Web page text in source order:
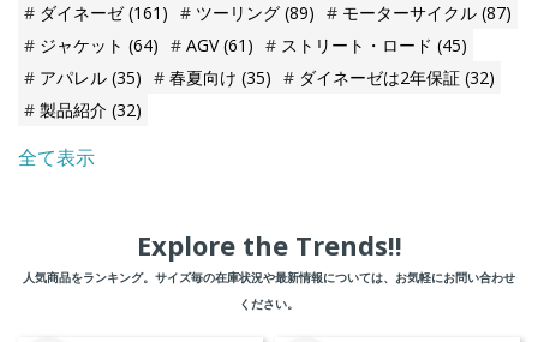
ダイネーゼ(161) ツーリング (89) モーターサイクル (87)
ジャケット (64) AGV(61) ストリート・ロード (45)
アパレル (35) 春夏向け (35) ダイネーゼは2年保証 (32)
製品紹介 (32)
全て表示
Explore the Trends!!
人気商品をランキング。サイズ毎の在庫状況や最新情報については、お気軽にお問い合わせ
ください。